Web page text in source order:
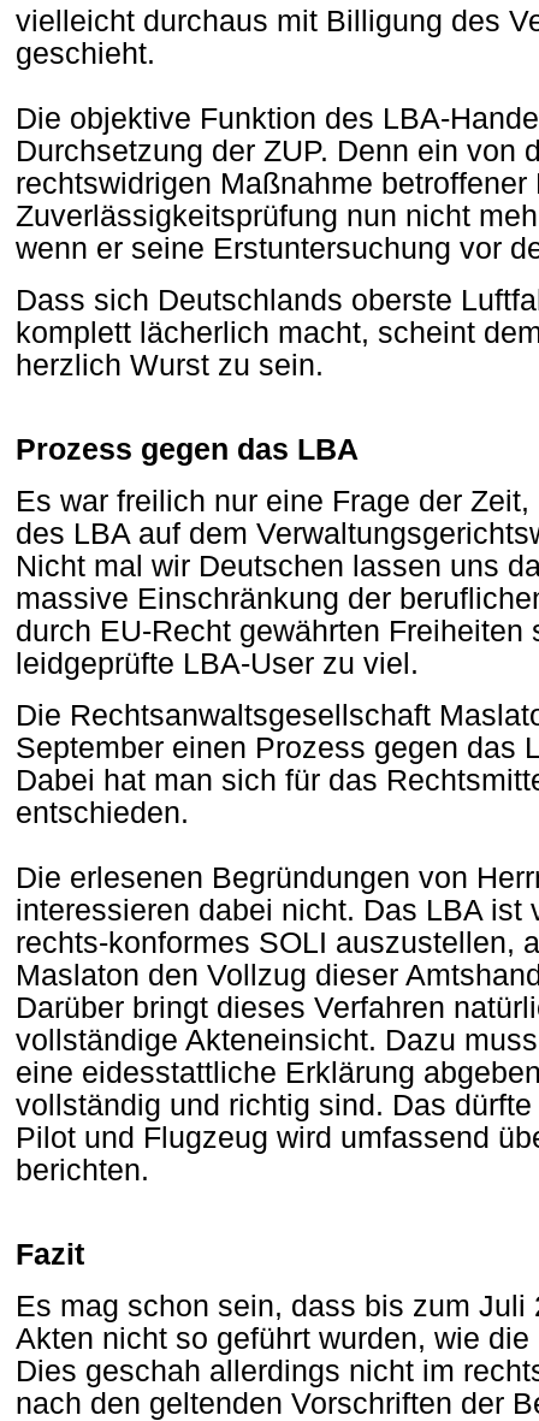
vielleicht durchaus mit Billigung des
geschieht.
Die objektive Funktion des LBA-
Durchsetzung der ZUP. Denn ein von
rechtswidrigen Maßnahme
Zuverlässigkeitsprüfung nun nicht
wenn er seine Erstuntersuchung vor
Dass sich Deutschlands oberste
komplett lächerlich macht, scheint
herzlich Wurst zu sein.
Prozess gegen das LBA
Es war freilich nur eine Frage der
des LBA auf dem
Nicht mal wir Deutschen lassen uns
massive Einschränkung der
durch EU-Recht gewährten Freiheiten
leidgeprüfte LBA-User zu viel.
Die Rechtsanwaltsgesellschaft
September einen Prozess gegen das
Dabei hat man sich für das
entschieden.
Die erlesenen Begründungen von
interessieren dabei nicht. Das LBA ist
rechts-konformes SOLI auszustellen,
Maslaton den Vollzug dieser
Darüber bringt dieses Verfahren
vollständige Akteneinsicht. Dazu
eine eidesstattliche Erklärung
vollständig und richtig sind. Das
Pilot und Flugzeug wird umfassend
berichten.
Fazit
Es mag schon sein, dass bis zum
Akten nicht so geführt wurden, wie
Dies geschah allerdings nicht im
nach den geltenden Vorschriften der